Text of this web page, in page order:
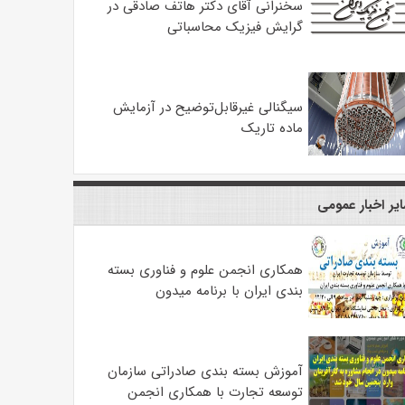
سخنرانی آقای دکتر هاتف صادقی در
گرایش فیزیک محاسباتی
سیگنالی غیرقابل‌توضیح در آزمایش
ماده تاریک
اخبار عمومی
همکاری انجمن علوم و فناوری بسته
بندی ایران با برنامه میدون
آموزش بسته بندی صادراتی سازمان
توسعه تجارت با همکاری انجمن